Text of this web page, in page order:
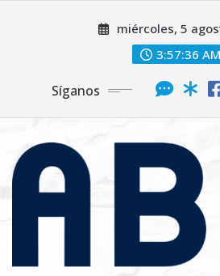
miércoles, 5
3:57:37 AM
Síganos